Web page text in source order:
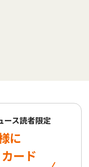
ース読者限定
に
ード